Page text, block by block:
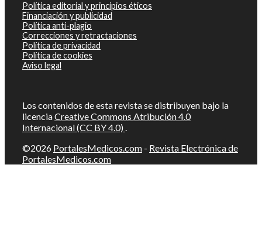
Política editorial y principios éticos
Financiación y publicidad
Política anti-plagio
Correcciones y retractaciones
Política de privacidad
Política de cookies
Aviso legal
Los contenidos de esta revista se distribuyen bajo la
licenciaCreative Commons Atribución 4.0
Internacional (CC BY 4.0) .
©2026 PortalesMedicos.com - Revista Electrónica de
PortalesMedicos.com